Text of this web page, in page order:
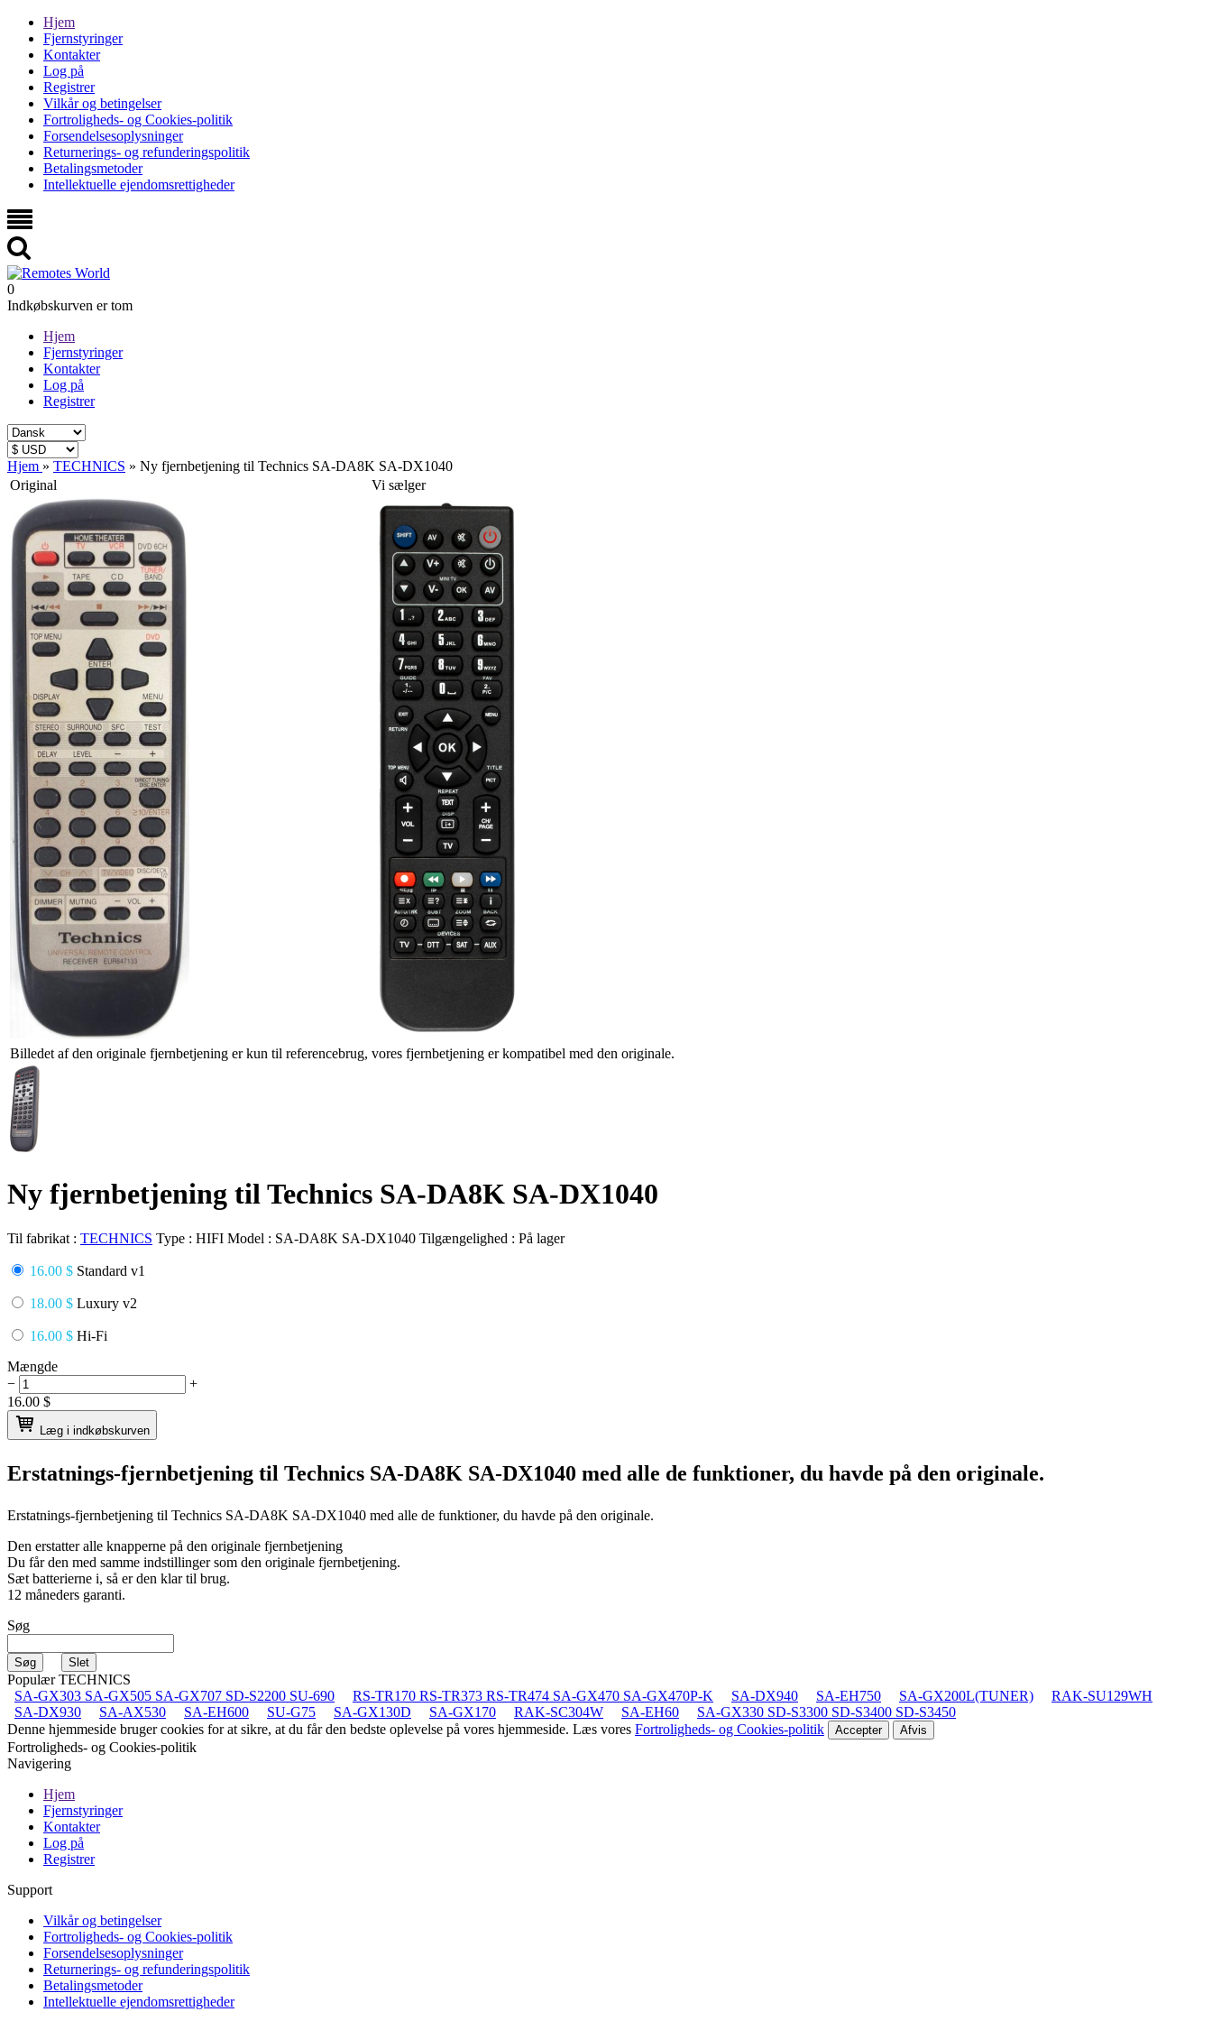
Hjem
Fjernstyringer
Kontakter
Log på
Registrer
Vilkår og betingelser
Fortroligheds- og Cookies-politik
Forsendelsesoplysninger
Returnerings- og refunderingspolitik
Betalingsmetoder
Intellektuelle ejendomsrettigheder
0
Indkøbskurven er tom
Hjem
Fjernstyringer
Kontakter
Log på
Registrer
Hjem » TECHNICS » Ny fjernbetjening til Technics SA-DA8K SA-DX1040
Original
Vi sælger
Billedet af den originale fjernbetjening er kun til referencebrug, vores fjernbetjening er kompatibel med den originale.
Ny fjernbetjening til Technics SA-DA8K SA-DX1040
Til fabrikat : TECHNICS Type : HIFI Model : SA-DA8K SA-DX1040 Tilgængelighed : På lager
16.00 $ Standard v1
18.00 $ Luxury v2
16.00 $ Hi-Fi
Mængde
−
+
16.00 $
Læg i indkøbskurven
Erstatnings-fjernbetjening til Technics SA-DA8K SA-DX1040 med alle de funktioner, du havde på den originale.
Erstatnings-fjernbetjening til Technics SA-DA8K SA-DX1040 med alle de funktioner, du havde på den originale.
Den erstatter alle knapperne på den originale fjernbetjening
Du får den med samme indstillinger som den originale fjernbetjening.
Sæt batterierne i, så er den klar til brug.
12 måneders garanti.
Søg
Populær TECHNICS
SA-GX303 SA-GX505 SA-GX707 SD-S2200 SU-690
RS-TR170 RS-TR373 RS-TR474 SA-GX470 SA-GX470P-K SA-DX940 SA-EH750 SA-GX200L(TUNER)
RAK-SU129WH
SA-DX930
SA-AX530 SA-EH600 SU-G75 SA-GX130D SA-GX170 RAK-SC304W SA-EH60
SA-GX330 SD-S3300 SD-S3400 SD-S3450
Denne hjemmeside bruger cookies for at sikre, at du får den bedste oplevelse på vores hjemmeside. Læs vores Fortroligheds- og Cookies-politik Accepter Afvis
Fortroligheds- og Cookies-politik
Navigering
Hjem
Fjernstyringer
Kontakter
Log på
Registrer
Support
Vilkår og betingelser
Fortroligheds- og Cookies-politik
Forsendelsesoplysninger
Returnerings- og refunderingspolitik
Betalingsmetoder
Intellektuelle ejendomsrettigheder